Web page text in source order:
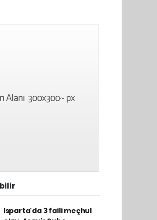
Isparta'da 3 faili meçhul